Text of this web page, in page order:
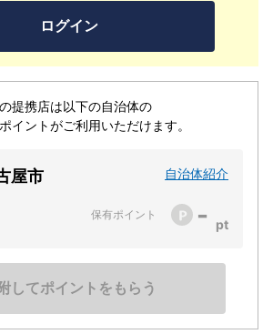
ログイン
提携店は以下の自治体の
イントがご利用いただけます。
屋市 自治体紹介
保有ポイント -
してポイントをもらう